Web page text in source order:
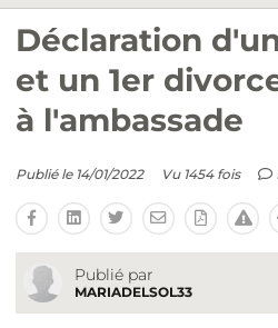
Déclaration
et un 1er
à l'ambassade
Publié le 14/01/2022 Vu 1454 fois
Publié par
MARIADELSOL33